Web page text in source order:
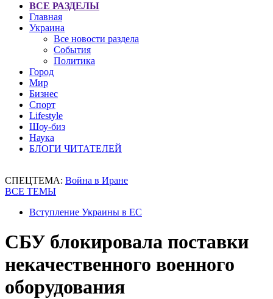
ВСЕ РАЗДЕЛЫ
Главная
Украина
Все новости раздела
События
Политика
Город
Мир
Бизнес
Спорт
Lifestyle
Шоу-биз
Наука
БЛОГИ ЧИТАТЕЛЕЙ
СПЕЦТЕМА: Война в Иране
ВСЕ ТЕМЫ
Вступление Украины в ЕС
СБУ блокировала поставки
некачественного военного
оборудования